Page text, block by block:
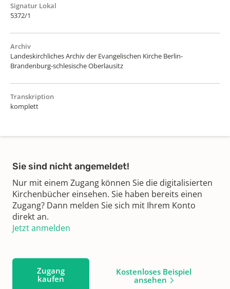
Signatur Lokal
5372/1
Archiv
Landeskirchliches Archiv der Evangelischen Kirche Berlin-
Brandenburg-schlesische Oberlausitz
Transkription
komplett
Sie sind nicht angemeldet!
Nur mit einem Zugang können Sie die digitalisierten
Kirchenbücher einsehen. Sie haben bereits einen
Zugang? Dann melden Sie sich mit Ihrem Konto
direkt an.
Jetzt anmelden
Zugang
kaufen
Kostenloses Beispiel
ansehen